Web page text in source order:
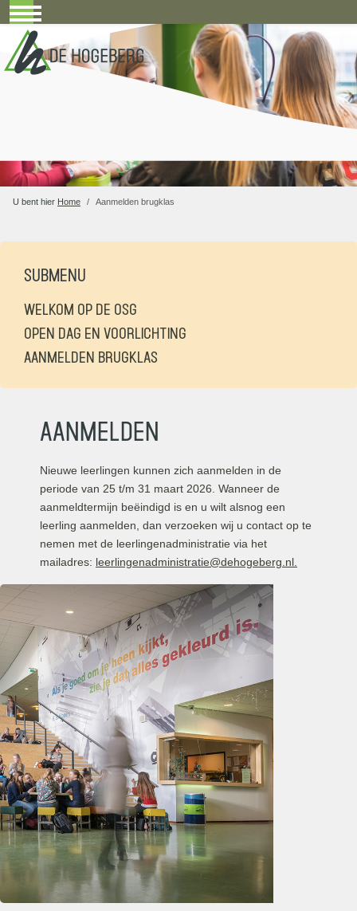
Mobile Menu Toggle
U bent hier Home Aanmelden brugklas
Submenu
WELKOM OP DE OSG
OPEN DAG EN VOORLICHTING
AANMELDEN BRUGKLAS
Aanmelden
Nieuwe leerlingen kunnen zich aanmelden in de
periode van 25 t/m 31 maart 2026. Wanneer de
aanmeldtermijn beëindigd is en u wilt alsnog een
leerling aanmelden, dan verzoeken wij u contact op te
nemen met de leerlingenadministratie via het
mailadres: leerlingenadministratie@dehogeberg.nl